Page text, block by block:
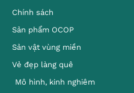
Chính sách
Sản phẩm OCOP
Sản vật vùng miền
Vẻ đẹp làng quê
Mô hình, kinh nghiêm